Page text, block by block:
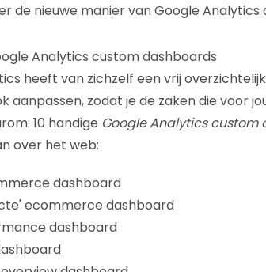
de nieuwe manier van Google
Analytics custom dashboards
heeft van zichzelf een vrij
aanpassen, zodat je de zaken die voor
10 handige Google Analytics custom
over het web:
dashboard
ecommerce dashboard
dashboard